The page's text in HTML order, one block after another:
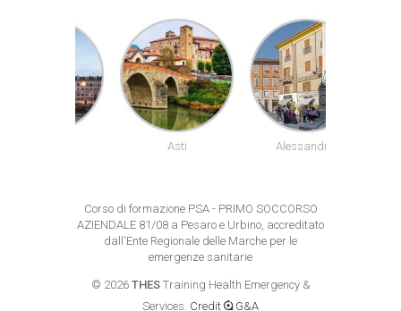
Alessandria
Corso di formazione PSA - PRIMO SOCCORSO
AZIENDALE 81/08 a Pesaro e Urbino, accreditato
dall'Ente Regionale delle Marche per le
emergenze sanitarie
© 2026 THESTraining Health Emergency &
Services. Credit G&A